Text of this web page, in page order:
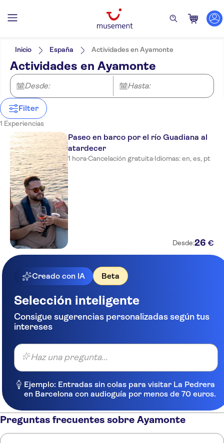
Filtros
NO-PICKUP
Tipo de entrada
Visita guiada
Grupo pequeño
Bono electrónico
Cancelación gratuita
Confirmación al momento
Actividades
Actividades en la ciudad
Cruceros
Actividades acuáticas
Idiomas de la actividad
Inglés
Portugués
Inicio España Actividades en Ayamonte
Actividades en Ayamonte
Desde: Hasta:
Filter
1 Experiencias
Paseo en barco por el río Guadiana al
atardecer
1 hora·Cancelación gratuita·Idiomas: en, es, pt
Desde:26 €
Creado con IA Beta
Selección inteligente
Consigue sugerencias personalizadas según tus
intereses
Haz una pregunta...
Ejemplo: Entradas sin colas para visitar La Pedrera
en Barcelona con audioguía por menos de 70 euros.
Preguntas frecuentes sobre Ayamonte